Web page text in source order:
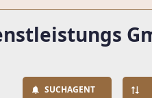
SUCHAGENT